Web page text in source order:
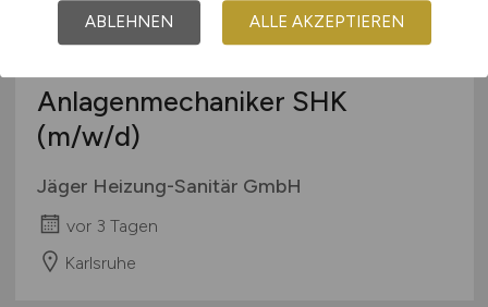
Anlagenmechaniker SHK
(m/w/d)
Jäger Heizung-Sanitär GmbH
vor 3 Tagen
Karlsruhe
ABLEHNEN ALLE AKZEPTIEREN